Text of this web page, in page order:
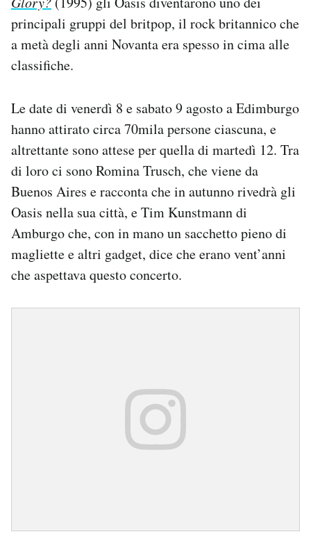
principali gruppi del britpop, il rock britannico che
a metà degli anni Novanta era spesso in cima alle
classifiche.
Le date di venerdì 8 e sabato 9 agosto a Edimburgo
hanno attirato circa 70mila persone ciascuna, e
altrettante sono attese per quella di martedì 12. Tra
di loro ci sono Romina Trusch, che viene da
Buenos Aires e racconta che in autunno rivedrà gli
Oasis nella sua città, e Tim Kunstmann di
Amburgo che, con in mano un sacchetto pieno di
magliette e altri gadget, dice che erano vent’anni
che aspettava questo concerto.